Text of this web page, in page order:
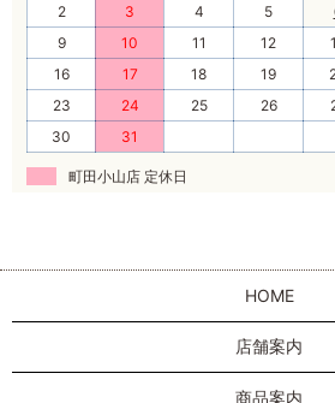
2
3 4 5
9
10 11 12
16
17 18 19
23
24 25 26
30
31
町田小山店 定休日
HOME
店舗案内
商品案内